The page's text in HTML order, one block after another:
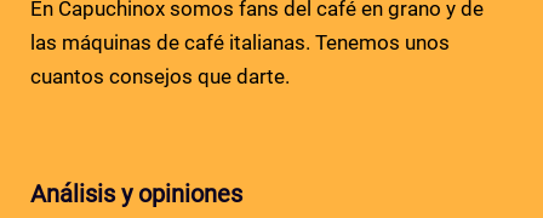
En Capuchinox somos fans del café en grano y de
las máquinas de café italianas. Tenemos unos
cuantos consejos que darte.
Análisis y opiniones